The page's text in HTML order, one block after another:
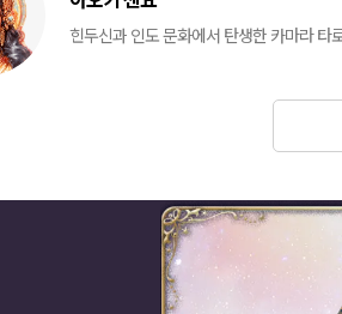
힌두신과 인도 문화에서 탄생한 카마라 타